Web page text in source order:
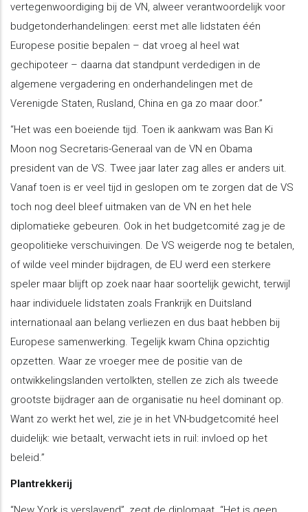
vertegenwoordiging bij de VN, alweer verantwoordelijk voor
budgetonderhandelingen: eerst met alle lidstaten één
Europese positie bepalen – dat vroeg al heel wat
gechipoteer – daarna dat standpunt verdedigen in de
algemene vergadering en onderhandelingen met de
Verenigde Staten, Rusland, China en ga zo maar door.”
“Het was een boeiende tijd. Toen ik aankwam was Ban Ki
Moon nog Secretaris-Generaal van de VN en Obama
president van de VS. Twee jaar later zag alles er anders uit.
Vanaf toen is er veel tijd in geslopen om te zorgen dat de VS
toch nog deel bleef uitmaken van de VN en het hele
diplomatieke gebeuren. Ook in het budgetcomité zag je de
geopolitieke verschuivingen. De VS weigerde nog te betalen,
of wilde veel minder bijdragen, de EU werd een sterkere
speler maar blijft op zoek naar haar soortelijk gewicht, terwijl
haar individuele lidstaten zoals Frankrijk en Duitsland
internationaal aan belang verliezen en dus baat hebben bij
Europese samenwerking. Tegelijk kwam China opzichtig
opzetten. Waar ze vroeger mee de positie van de
ontwikkelingslanden vertolkten, stellen ze zich als tweede
grootste bijdrager aan de organisatie nu heel dominant op.
Want zo werkt het wel, zie je in het VN-budgetcomité heel
duidelijk: wie betaalt, verwacht iets in ruil: invloed op het
beleid.”
Plantrekkerij